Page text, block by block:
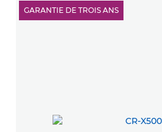
GARANTIE DE TROIS ANS